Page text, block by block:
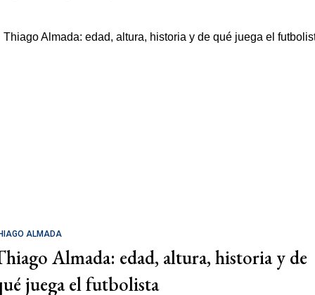
ALMADA
Almada: edad, altura, historia y de
juega el futbolista